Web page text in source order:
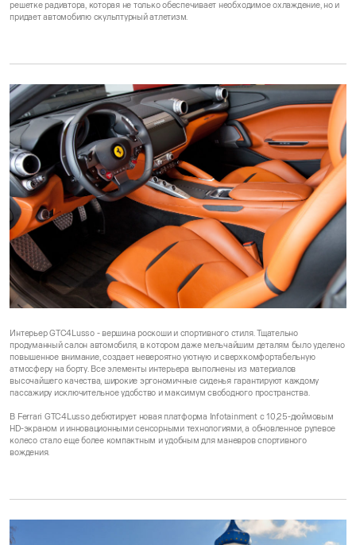
решетке радиатора, которая не только обеспечивает необходимое охлаждение, но и
придает автомобилю скульптурный атлетизм.
Интерьер GTC4Lusso - вершина роскоши и спортивного стиля. Тщательно
продуманный салон автомобиля, в котором даже мельчайшим деталям было уделено
повышенное внимание, создает невероятно уютную и сверхкомфортабельную
атмосферу на борту. Все элементы интерьера выполнены из материалов
высочайшего качества, широкие эргономичные сиденья гарантируют каждому
пассажиру исключительное удобство и максимум свободного пространства.
В Ferrari GTC4Lusso дебютирует новая платформа Infotainment с 10,25-дюймовым
HD-экраном и инновационными сенсорными технологиями, а обновленное рулевое
колесо стало еще более компактным и удобным для маневров спортивного
вождения.